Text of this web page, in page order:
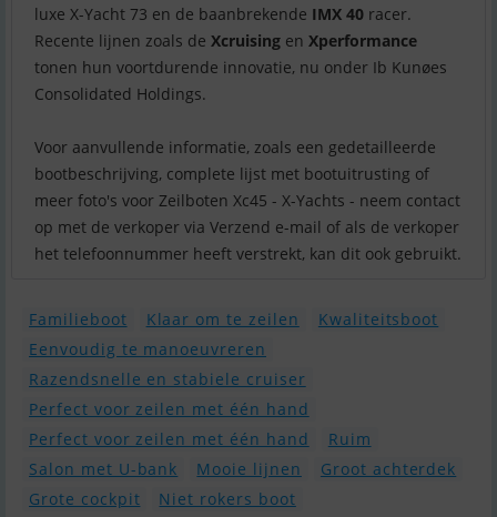
luxe X-Yacht 73 en de baanbrekende IMX 40 racer.
Recente lijnen zoals de Xcruising en Xperformance
tonen hun voortdurende innovatie, nu onder Ib Kunøes
Consolidated Holdings.
Voor aanvullende informatie, zoals een gedetailleerde
bootbeschrijving, complete lijst met bootuitrusting of
meer foto's voor Zeilboten Xc45 - X-Yachts - neem contact
op met de verkoper via Verzend e-mail of als de verkoper
het telefoonnummer heeft verstrekt, kan dit ook gebruikt.
Familieboot Klaar om te zeilen
Kwaliteitsboot
Eenvoudig te manoeuvreren
Razendsnelle en stabiele cruiser
Perfect voor zeilen met één hand
Perfect voor zeilen met één hand
Ruim
Salon met U-bank
Mooie lijnen
Groot achterdek
Grote cockpit
Niet rokers boot